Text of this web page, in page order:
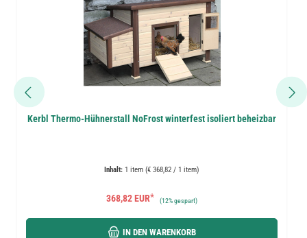
Kerbl Thermo-Hühnerstall NoFrost winterfest isoliert beheizbar
Inhalt: 1 item (€ 368,82 / 1 item)
368,82 EUR* (12%gespart)
IN DEN WARENKORB